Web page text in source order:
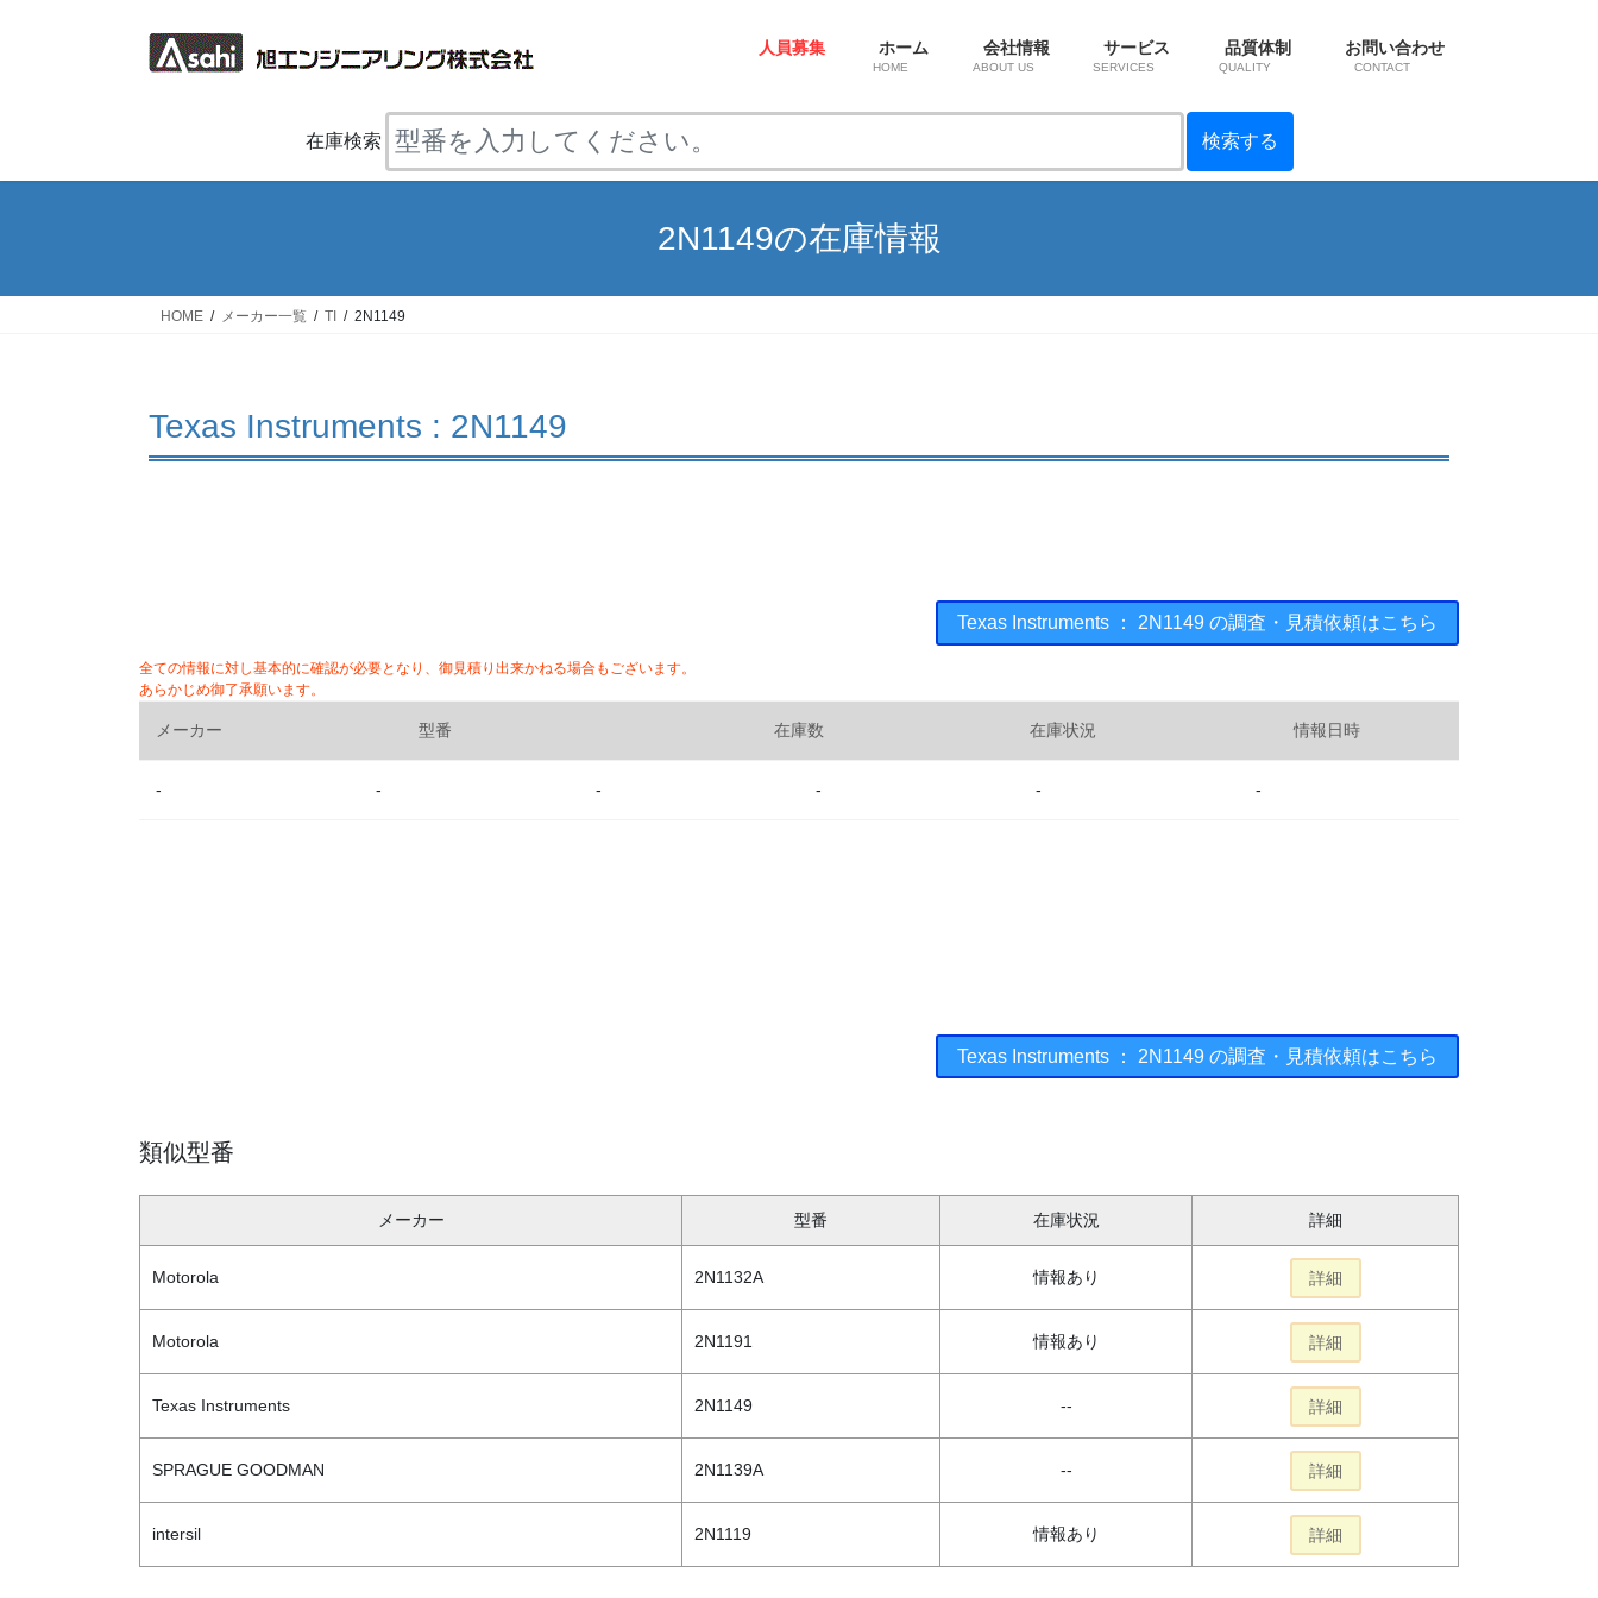
ス
ン
人員募集 ホーム
HOME
会社情報
ABOUT US
サービス
SERVICES
品質体制
QUALITY
お問い合わせ
CONTACT
在庫検索
2N1149の在庫情報
HOME メーカー一覧 TI 2N1149
Texas Instruments : 2N1149
Texas Instruments ： 2N1149 の調査・見積依頼はこちら
全ての情報に対し基本的に確認が必要となり、御見積り出来かねる場合もございます。
あらかじめ御了承願います。
メーカー 型番 在庫数 在庫状況 情報日時
- - - - - -
Texas Instruments ： 2N1149 の調査・見積依頼はこちら
類似型番
メーカー 型番 在庫状況 詳細
Motorola 2N1132A 情報あり 詳細
Motorola 2N1191 情報あり 詳細
Texas Instruments 2N1149 -- 詳細
SPRAGUE GOODMAN 2N1139A -- 詳細
intersil 2N1119 情報あり 詳細